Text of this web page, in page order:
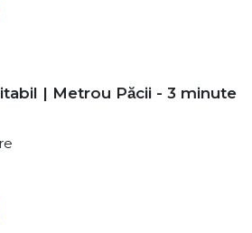
| Metrou Păcii - 3 minute